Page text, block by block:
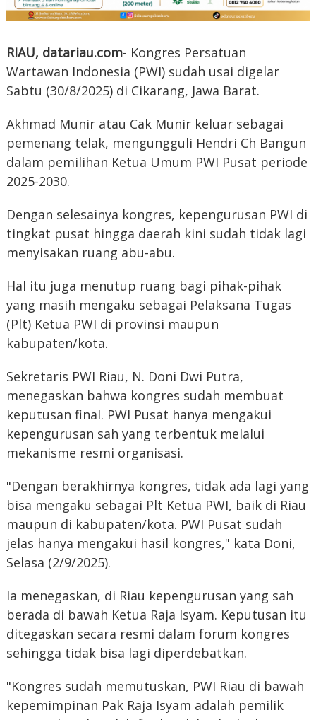
RIAU, datariau.com- Kongres Persatuan
Wartawan Indonesia (PWI) sudah usai digelar
Sabtu (30/8/2025) di Cikarang, Jawa Barat.
Akhmad Munir atau Cak Munir keluar sebagai
pemenang telak, mengungguli Hendri Ch Bangun
dalam pemilihan Ketua Umum PWI Pusat periode
2025-2030.
Dengan selesainya kongres, kepengurusan PWI di
tingkat pusat hingga daerah kini sudah tidak lagi
menyisakan ruang abu-abu.
Hal itu juga menutup ruang bagi pihak-pihak
yang masih mengaku sebagai Pelaksana Tugas
(Plt) Ketua PWI di provinsi maupun
kabupaten/kota.
Sekretaris PWI Riau, N. Doni Dwi Putra,
menegaskan bahwa kongres sudah membuat
keputusan final. PWI Pusat hanya mengakui
kepengurusan sah yang terbentuk melalui
mekanisme resmi organisasi.
"Dengan berakhirnya kongres, tidak ada lagi yang
bisa mengaku sebagai Plt Ketua PWI, baik di Riau
maupun di kabupaten/kota. PWI Pusat sudah
jelas hanya mengakui hasil kongres," kata Doni,
Selasa (2/9/2025).
Ia menegaskan, di Riau kepengurusan yang sah
berada di bawah Ketua Raja Isyam. Keputusan itu
ditegaskan secara resmi dalam forum kongres
sehingga tidak bisa lagi diperdebatkan.
"Kongres sudah memutuskan, PWI Riau di bawah
kepemimpinan Pak Raja Isyam adalah pemilik